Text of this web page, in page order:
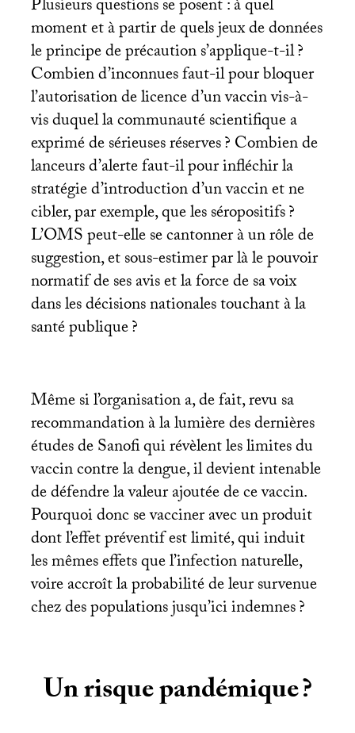
Plusieurs questions se posent : à quel
moment et à partir de quels jeux de données
le principe de précaution s’applique-t-il?
Combien d’inconnues faut-il pour bloquer
l’autorisation de licence d’un vaccin vis-à-
vis duquel la communauté scientifique a
exprimé de sérieuses réserves? Combien de
lanceurs d’alerte faut-il pour infléchir la
stratégie d’introduction d’un vaccin et ne
cibler, par exemple, que les séropositifs?
L’OMSpeut-elle se cantonner à un rôle de
suggestion, et sous-estimer par là le pouvoir
normatif de ses avis et la force de sa voix
dans les décisions nationales touchant à la
santé publique?
Même si l’organisation a, de fait, revu sa
recommandation à la lumière des dernières
études de Sanofi qui révèlent les limites du
vaccin contre la dengue, il devient intenable
de défendre la valeur ajoutée de ce vaccin.
Pourquoi donc se vacciner avec un produit
dont l’effet préventif est limité, qui induit
les mêmes effets que l’infection naturelle,
voire accroît la probabilité de leur survenue
chez des populations jusqu’ici indemnes?
Un risque pandémique?